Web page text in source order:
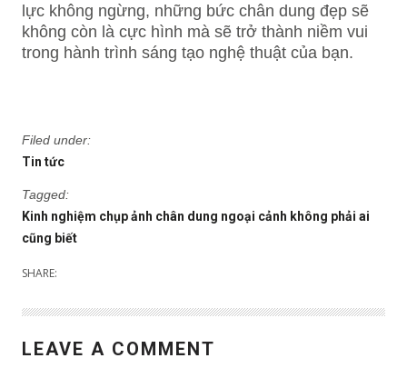
lực không ngừng, những bức chân dung đẹp sẽ
không còn là cực hình mà sẽ trở thành niềm vui
trong hành trình sáng tạo nghệ thuật của bạn.
Filed under:
Tin tức
Tagged:
Kinh nghiệm chụp ảnh chân dung ngoại cảnh không phải ai
cũng biết
SHARE:
LEAVE A COMMENT